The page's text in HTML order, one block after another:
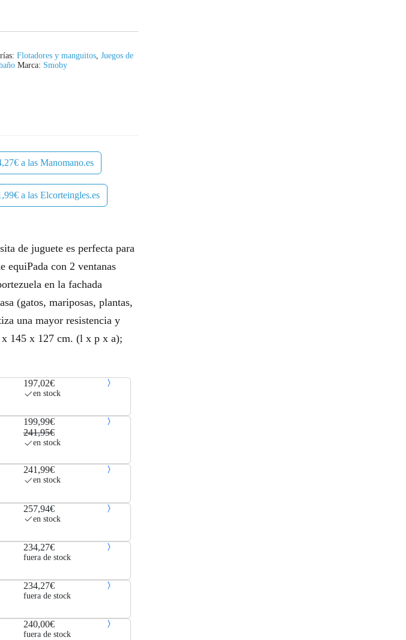
Flotadores y manguitos, Juegos de
Marca: Smoby
a las Manomano.es
a las Elcorteingles.es
de juguete es perfecta para
equiPada con 2 ventanas
en la fachada
(gatos, mariposas, plantas,
una mayor resistencia y
x 145 x 127 cm. (l x p x a);
197,02€
en stock
199,99€
241,95€
en stock
241,99€
en stock
257,94€
en stock
234,27€
fuera de stock
234,27€
fuera de stock
240,00€
fuera de stock